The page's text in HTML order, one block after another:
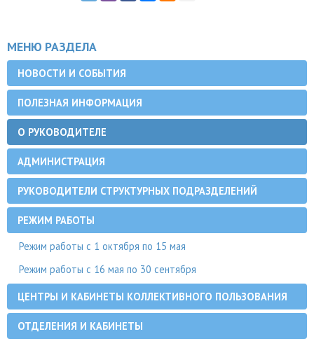
МЕНЮ РАЗДЕЛА
НОВОСТИ И СОБЫТИЯ
ПОЛЕЗНАЯ ИНФОРМАЦИЯ
О РУКОВОДИТЕЛЕ
АДМИНИСТРАЦИЯ
РУКОВОДИТЕЛИ СТРУКТУРНЫХ ПОДРАЗДЕЛЕНИЙ
РЕЖИМ РАБОТЫ
Режим работы с 1 октября по 15 мая
Режим работы с 16 мая по 30 сентября
ЦЕНТРЫ И КАБИНЕТЫ КОЛЛЕКТИВНОГО ПОЛЬЗОВАНИЯ
ОТДЕЛЕНИЯ И КАБИНЕТЫ